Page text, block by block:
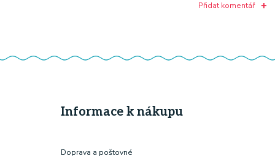
Přidat komentář
Informace k nákupu
Doprava a poštovné